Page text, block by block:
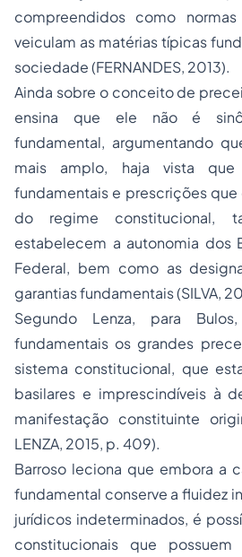
compreendidos como
veiculam as matérias típicas
sociedade (FERNANDES, 2013).
Ainda sobre o conceito de
ensina que ele não é
fundamental, argumentando
mais amplo, haja vista que
fundamentais e prescrições
do regime constitucional,
estabelecem a autonomia dos
Federal, bem como as
garantias fundamentais (SILVA,
Segundo Lenza, para
fundamentais os grandes
sistema constitucional, que
basilares e imprescindíveis à
manifestação constituinte
LENZA, 2015, p. 409).
Barroso leciona que embora a
fundamental conserve a fluidez
jurídicos indeterminados, é
constitucionais que